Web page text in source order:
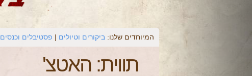
המיוחדים שלנו: ביקורים וטיולים פסטיבלים וכנסים
תווית: האטצ'